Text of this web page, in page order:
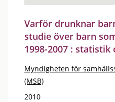
Varför drunknar
studie över barn
1998-2007 : statistik
Myndigheten för
(MSB)
2010